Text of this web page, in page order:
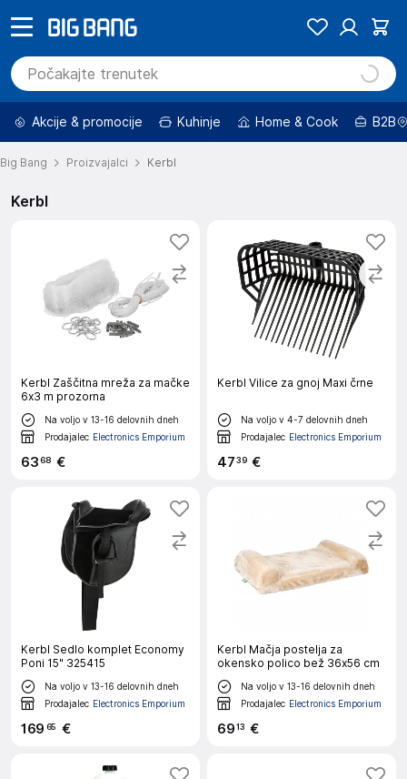
Akcije & promocije Kuhinje Home & Cook B2B
Big Bang Proizvajalci Kerbl
Kerbl
Kerbl Zaščitna mreža za mačke
6x3 m prozorna
Na voljo v 13-16 delovnih dneh
Prodajalec Electronics Emporium
6368 €
Kerbl Vilice za gnoj Maxi črne
Na voljo v 4-7 delovnih dneh
Prodajalec Electronics Emporium
4739 €
Kerbl Sedlo komplet Economy
Poni 15" 325415
Na voljo v 13-16 delovnih dneh
Prodajalec Electronics Emporium
169 65 €
Kerbl Mačja postelja za
okensko polico bež 36x56 cm
Na voljo v 13-16 delovnih dneh
Prodajalec Electronics Emporium
6913 €